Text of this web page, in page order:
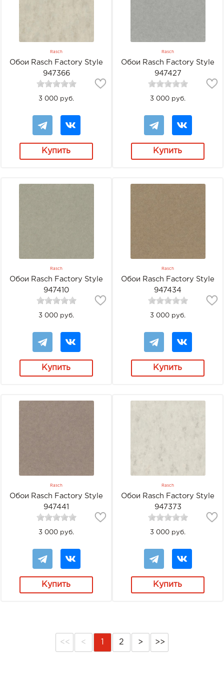
Rasch
Обои Rasch Factory Style
947366
3 000 руб.
Купить
Rasch
Обои Rasch Factory Style
947427
3 000 руб.
Купить
Rasch
Обои Rasch Factory Style
947410
3 000 руб.
Купить
Rasch
Обои Rasch Factory Style
947434
3 000 руб.
Купить
Rasch
Обои Rasch Factory Style
947441
3 000 руб.
Купить
Rasch
Обои Rasch Factory Style
947373
3 000 руб.
Купить
<< < 2 > >>